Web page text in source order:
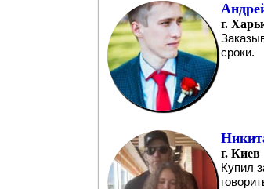
г.
сроки.
г. Киев
Купил